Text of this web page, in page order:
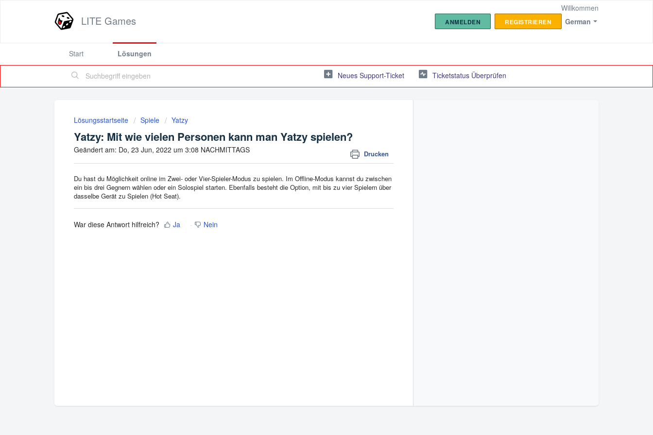
LITE Games German
Willkommen
ANMELDEN REGISTRIEREN
Start Lösungen
Neues Support-Ticket Ticketstatus Überprüfen
Lösungsstartseite Spiele Yatzy
Yatzy: Mit wie vielen Personen kann man Yatzy spielen?
Drucken
Geändert am: Do, 23 Jun, 2022 um 3:08 NACHMITTAGS
Du hast du Möglichkeit online im Zwei- oder Vier-Spieler-Modus zu spielen. Im Offline-Modus kannst du zwischen
ein bis drei Gegnern wählen oder ein Solospiel starten. Ebenfalls besteht die Option, mit bis zu vier Spielern über
dasselbe Gerät zu Spielen (Hot Seat).
War diese Antwort hilfreich? Ja Nein